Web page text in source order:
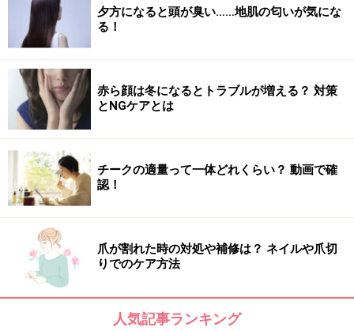
1.1mg、成人女性で0.8mgです。とんかつ1人前、ウナギ
のかば焼き約2串分くらいです。
お酒は体質的に飲めない人も……こんな人は
要注意！
アルコールは、好き嫌いが分かれる飲み物でもありま
す。「体質的に飲めない」という人がいたり、味を好ま
なかったりする人もいます。顔が赤くなる人とそうなら
ない人がいたりしますが、いったい、何の違いで、「顔
に出やすい、出にくい」は決まるのでしょうか。
アルコールを摂取すると、肝臓で「アセトアルデヒド」
と呼ばれる物質に変換されます。これは人体にとって有
夕方になると頭が臭い……地肌の匂いが気にな
る！
赤ら顔は冬になるとトラブルが増える？ 対策
とNGケアとは
チークの適量って一体どれくらい？ 動画で確
認！
爪が割れた時の対処や補修は？ ネイルや爪切
りでのケア方法
人気記事ランキング